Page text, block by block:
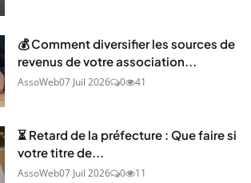
💰 Comment diversifier les sources de
revenus de votre association...
AssoWeb07 Juil 2026 0 41
⏳ Retard de la préfecture : Que faire si
votre titre de...
AssoWeb07 Juil 2026 0 11